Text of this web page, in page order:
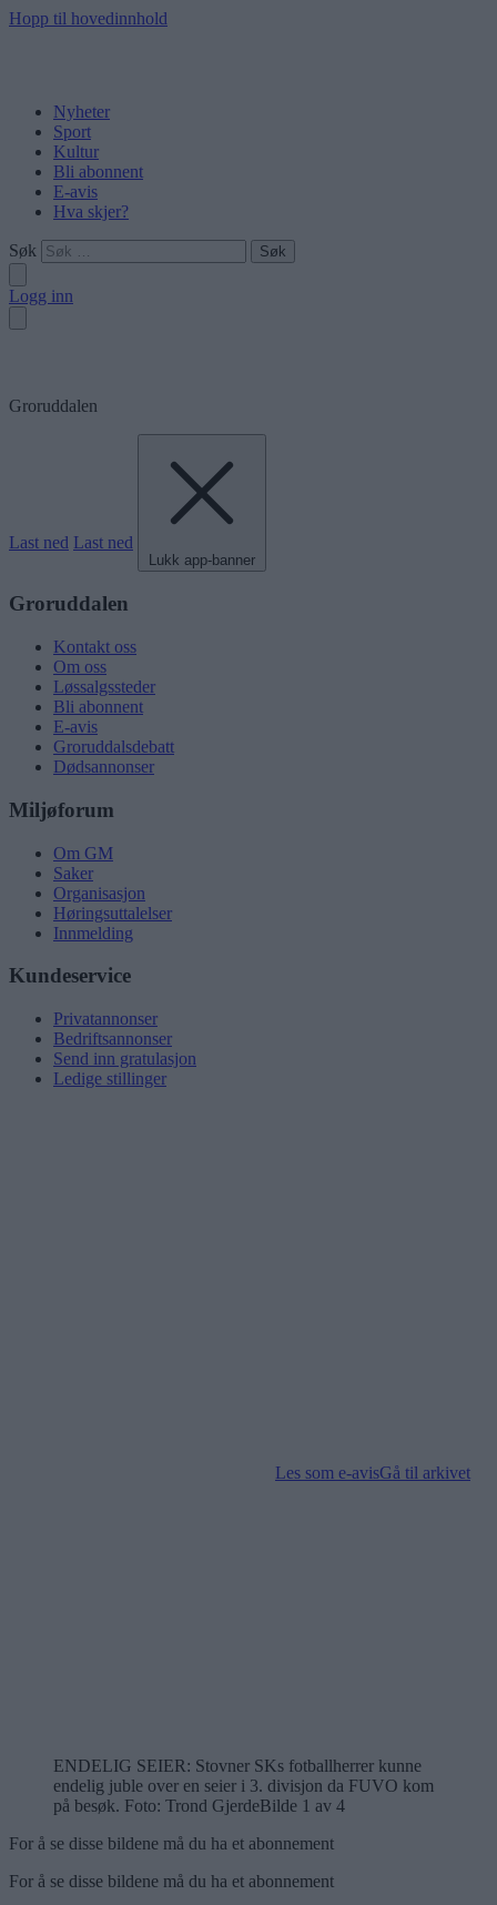
Hopp til hovedinnhold
Nyheter
Sport
Kultur
Bli abonnent
E-avis
Hva skjer?
Søk
Logg inn
Groruddalen
Last ned Last ned
Lukk app-banner
Groruddalen
Kontakt oss
Om oss
Løssalgssteder
Bli abonnent
E-avis
Groruddalsdebatt
Dødsannonser
Miljøforum
Om GM
Saker
Organisasjon
Høringsuttalelser
Innmelding
Kundeservice
Privatannonser
Bedriftsannonser
Send inn gratulasjon
Ledige stillinger
Les som e-avisGå til arkivet
ENDELIG SEIER: Stovner SKs fotballherrer kunne
endelig juble over en seier i 3. divisjon da FUVO kom
på besøk. Foto: Trond GjerdeBilde 1 av 4
For å se disse bildene må du ha et abonnement
For å se disse bildene må du ha et abonnement